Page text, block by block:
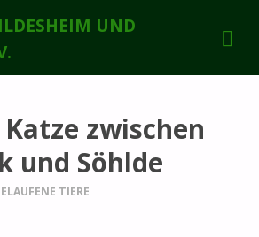
UND
zwischen
und Söhlde
TIERE